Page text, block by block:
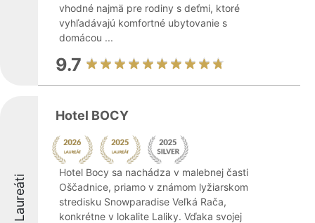
vhodné najmä pre rodiny s deťmi, ktoré
vyhľadávajú komfortné ubytovanie s
domácou ...
9.7
Laureáti
Hotel BOCY
Hotel Bocy sa nachádza v malebnej časti
Oščadnice, priamo v známom lyžiarskom
stredisku Snowparadise Veľká Rača,
konkrétne v lokalite Laliky. Vďaka svojej